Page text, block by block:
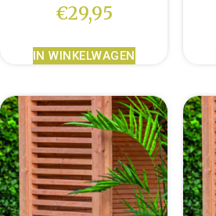
€29,95
IN WINKELWAGEN